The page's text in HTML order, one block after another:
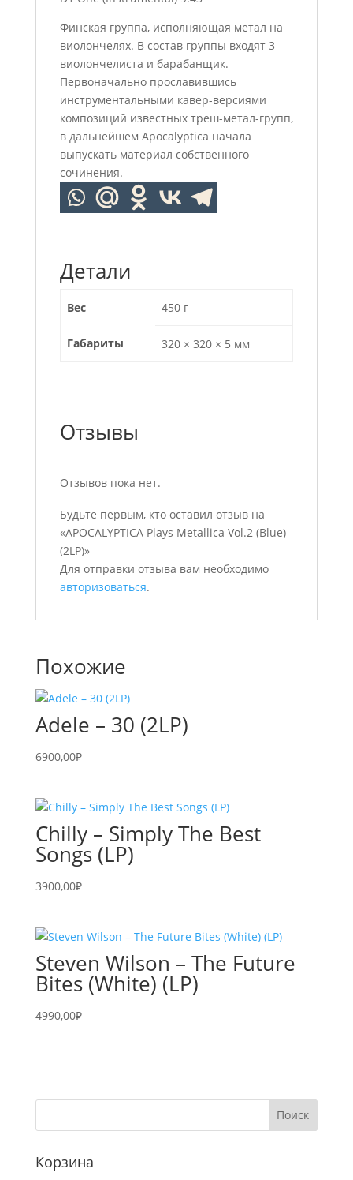
Финская группа, исполняющая метал на
виолончелях. В состав группы входят 3
виолончелиста и барабанщик.
Первоначально прославившись
инструментальными кавер-версиями
композиций известных треш-метал-групп,
в дальнейшем Apocalyptica начала
выпускать материал собственного
сочинения.
Детали
Вес 450 г
Габариты 320 × 320 × 5 мм
Отзывы
Отзывов пока нет.
Будьте первым, кто оставил отзыв на
«APOCALYPTICA Plays Metallica Vol.2 (Blue)
(2LP)»
Для отправки отзыва вам необходимо
авторизоваться.
Похожие
Adele – 30 (2LP)
6900,00₽
Chilly – Simply The Best
Songs (LP)
3900,00₽
Steven Wilson – The Future
Bites (White) (LP)
4990,00₽
Корзина